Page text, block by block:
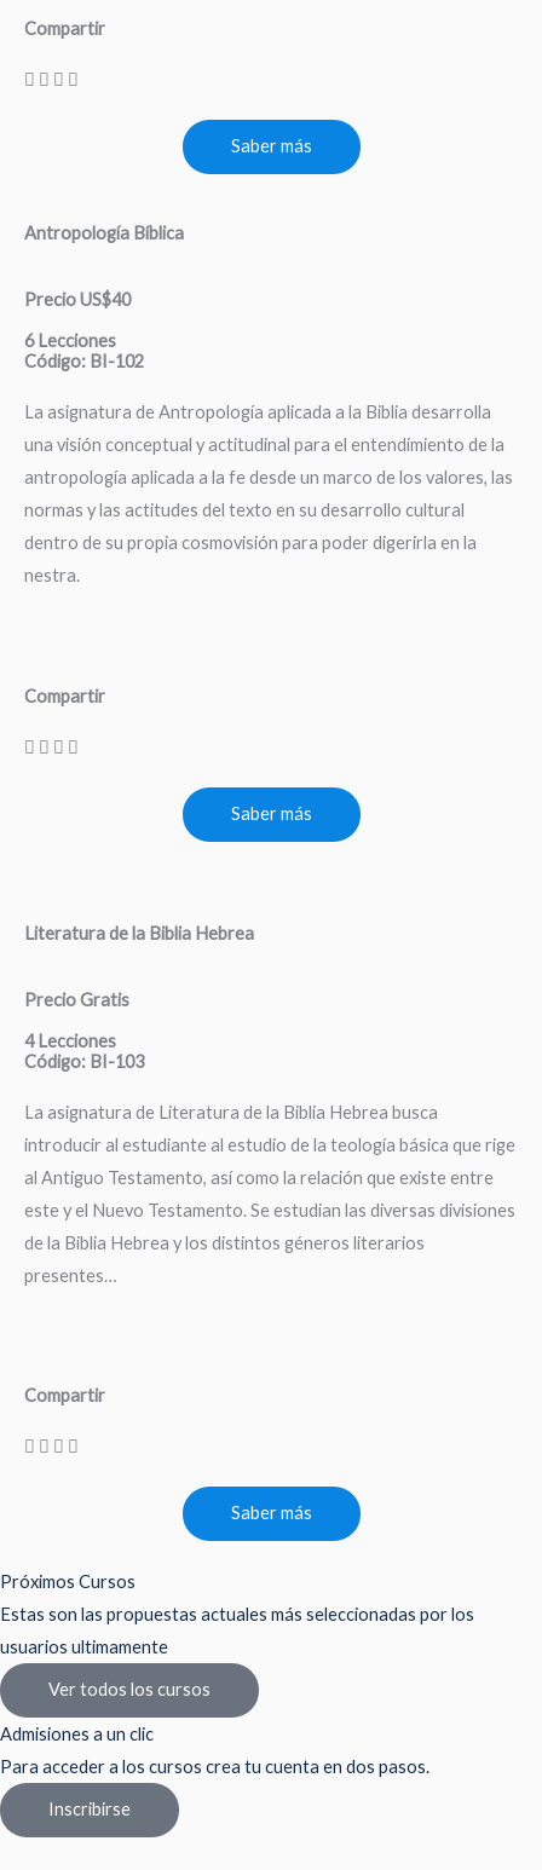
Compartir
Saber más
Antropología Bíblica
Precio US$40
6 Lecciones
Código: BI-102
La asignatura de Antropología aplicada a la Biblia desarrolla
una visión conceptual y actitudinal para el entendimiento de la
antropología aplicada a la fe desde un marco de los valores, las
normas y las actitudes del texto en su desarrollo cultural
dentro de su propia cosmovisión para poder digerirla en la
nestra.
Compartir
Saber más
Literatura de la Biblia Hebrea
Precio Gratis
4 Lecciones
Código: BI-103
La asignatura de Literatura de la Biblia Hebrea busca
introducir al estudiante al estudio de la teología básica que rige
al Antiguo Testamento, así como la relación que existe entre
este y el Nuevo Testamento. Se estudian las diversas divisiones
de la Biblia Hebrea y los distintos géneros literarios
presentes…
Compartir
Saber más
Próximos Cursos
Estas son las propuestas actuales más seleccionadas por los
usuarios ultimamente
Ver todos los cursos
Admisiones a un clic
Para acceder a los cursos crea tu cuenta en dos pasos.
Inscribirse